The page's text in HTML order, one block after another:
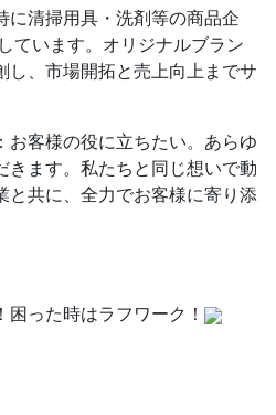
った時はラフワーク！